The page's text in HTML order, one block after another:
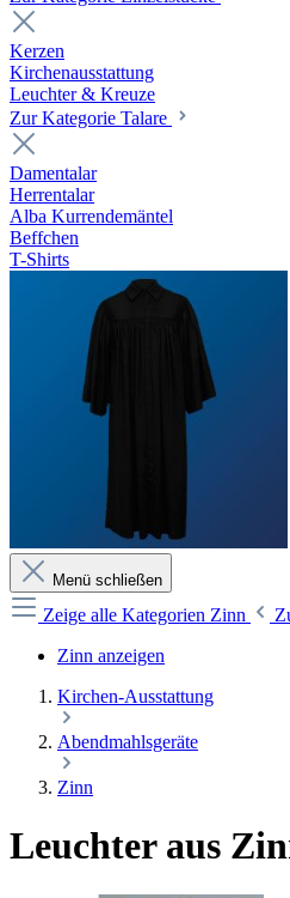
Kerzen
Kirchenausstattung
Leuchter & Kreuze
Zur Kategorie Talare
Damentalar
Herrentalar
Alba Kurrendemäntel
Beffchen
T-Shirts
Menü schließen
Zeige alle Kategorien Zinn
Zinn anzeigen
Kirchen-Ausstattung
Abendmahlsgeräte
Zinn
Leuchter aus